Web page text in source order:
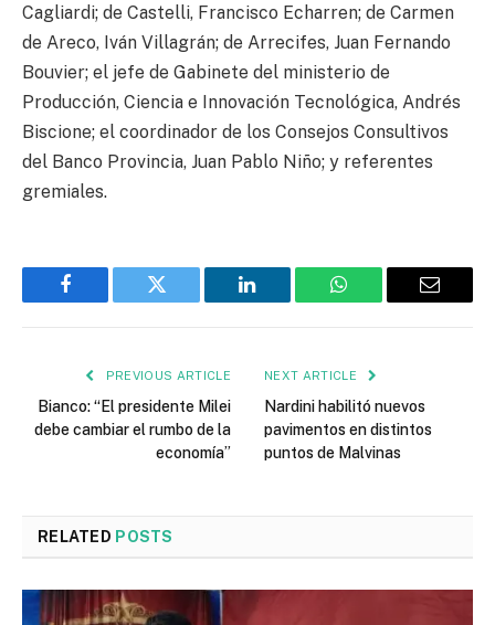
Cagliardi; de Castelli, Francisco Echarren; de Carmen
de Areco, Iván Villagrán; de Arrecifes, Juan Fernando
Bouvier; el jefe de Gabinete del ministerio de
Producción, Ciencia e Innovación Tecnológica, Andrés
Biscione; el coordinador de los Consejos Consultivos
del Banco Provincia, Juan Pablo Niño; y referentes
gremiales.
Facebook Twitter LinkedIn WhatsApp Email
PREVIOUS ARTICLE
Bianco: “El presidente Milei
debe cambiar el rumbo de la
economía”
NEXT ARTICLE
Nardini habilitó nuevos
pavimentos en distintos
puntos de Malvinas
RELATED POSTS